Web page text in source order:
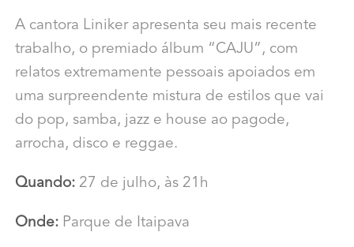
A cantora Liniker apresenta seu mais recente
trabalho, o premiado álbum “CAJU”, com
relatos extremamente pessoais apoiados em
uma surpreendente mistura de estilos que vai
do pop, samba, jazz e house ao pagode,
arrocha, disco e reggae.
Quando: 27 de julho, às 21h
Onde:Parque de Itaipava